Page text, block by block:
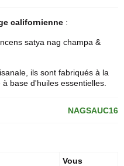
californienne :
satya nag champa &
ils sont fabriqués à la
base d'huiles essentielles.
NAGSAUC16
Vous